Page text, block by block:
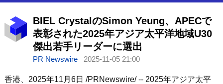
BIEL CrystalのSimon Yeung、APECで
表彰された2025年アジア太平洋地域U30
傑出若手リーダーに選出
PR Newswire 2025-11-05 21:00
香港、2025年11月6日 /PRNewswire/ -- 2025年アジア太平